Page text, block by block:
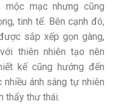
mạc nhưng cũng
tinh tế. Bên cạnh đó,
sắp xếp gọn gàng,
thiên nhiên tạo nên
kế cũng hướng đến
ánh sáng tự nhiên
thấy thư thái.